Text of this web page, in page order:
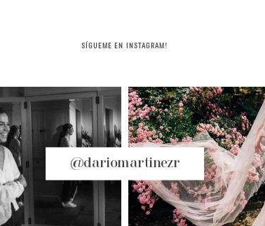
SÍGUEME EN INSTAGRAM!
@dariomartinezr